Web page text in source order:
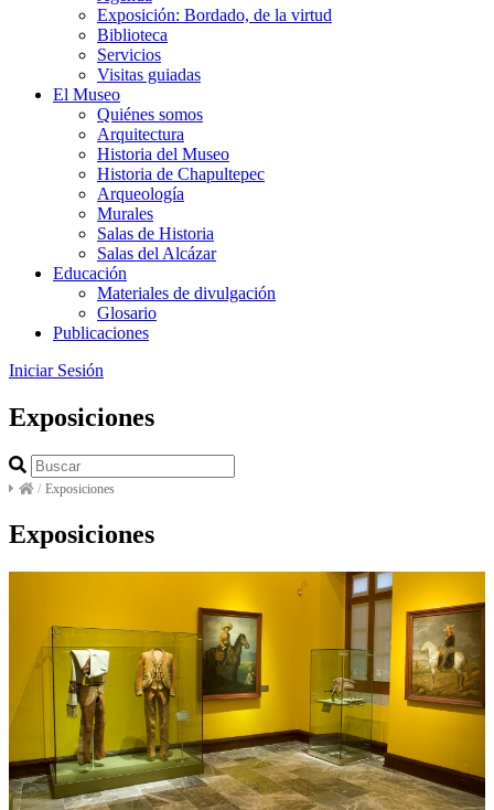
Exposición: Bordado, de la virtud
Biblioteca
Servicios
Visitas guiadas
El Museo
Quiénes somos
Arquitectura
Historia del Museo
Historia de Chapultepec
Arqueología
Murales
Salas de Historia
Salas del Alcázar
Educación
Materiales de divulgación
Glosario
Publicaciones
Iniciar Sesión
Exposiciones
/ Exposiciones
Exposiciones